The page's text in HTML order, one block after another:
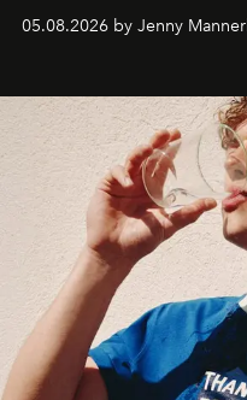
codes de la parfumerie
une approche aussi
05.08.2026 by Jenny